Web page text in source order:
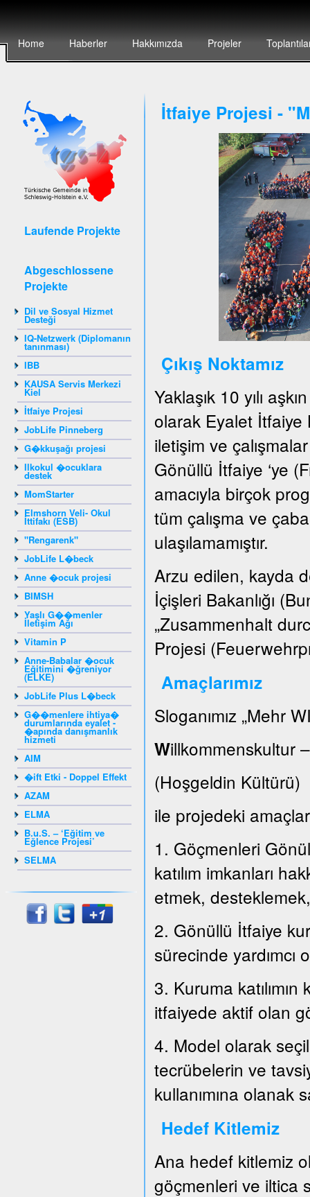
Home Haberler Hakkımızda Projeler
Laufende Projekte
Abgeschlossene
Projekte
Dil ve Sosyal Hizmet
Desteği
IQ-Netzwerk (Diplomanın
tanınması)
IBB
KAUSA Servis Merkezi
Kiel
İtfaiye Projesi
JobLife Pinneberg
G�kkuşağı projesi
Ilkokul �ocuklara
destek
MomStarter
Elmshorn Veli- Okul
İttifakı (ESB)
"Rengarenk"
JobLife L�beck
Anne �ocuk projesi
BIMSH
Yaşlı G��menler
İletişim Ağı
Vitamin P
Anne-Babalar �ocuk
Eğitimini �ğreniyor
(ELKE)
JobLife Plus L�beck
G��menlere ihtiya�
durumlarında eyalet -
�apında danışmanlık
hizmeti
AIM
�ift Etki - Doppel Effekt
AZAM
ELMA
B.u.S. – ‘Eğitim ve
Eğlence Projesi’
SELMA
İtfaiye Projesi -
Çıkış Noktamız
Yaklaşık 10 yılı
olarak Eyalet
iletişim ve
Gönüllü İtfaiye ‘ye
amacıyla birçok
tüm çalışma ve
ulaşılamamıştır.
Arzu edilen, kayda
İçişleri Bakanlığı
„Zusammenhalt
Projesi
Amaçlarımız
Sloganımız „Mehr
Willkommenskultur
(Hoşgeldin
ile projedeki
1. Göçmenleri
katılım imkanları
etmek, desteklemek,
2. Gönüllü İtfaiye
sürecinde
3. Kuruma katılımın
itfaiyede aktif olan
4. Model olarak
tecrübelerin ve
kullanımına olanak
Hedef Kitlemiz
Ana hedef kitlemiz
göçmenleri ve iltica